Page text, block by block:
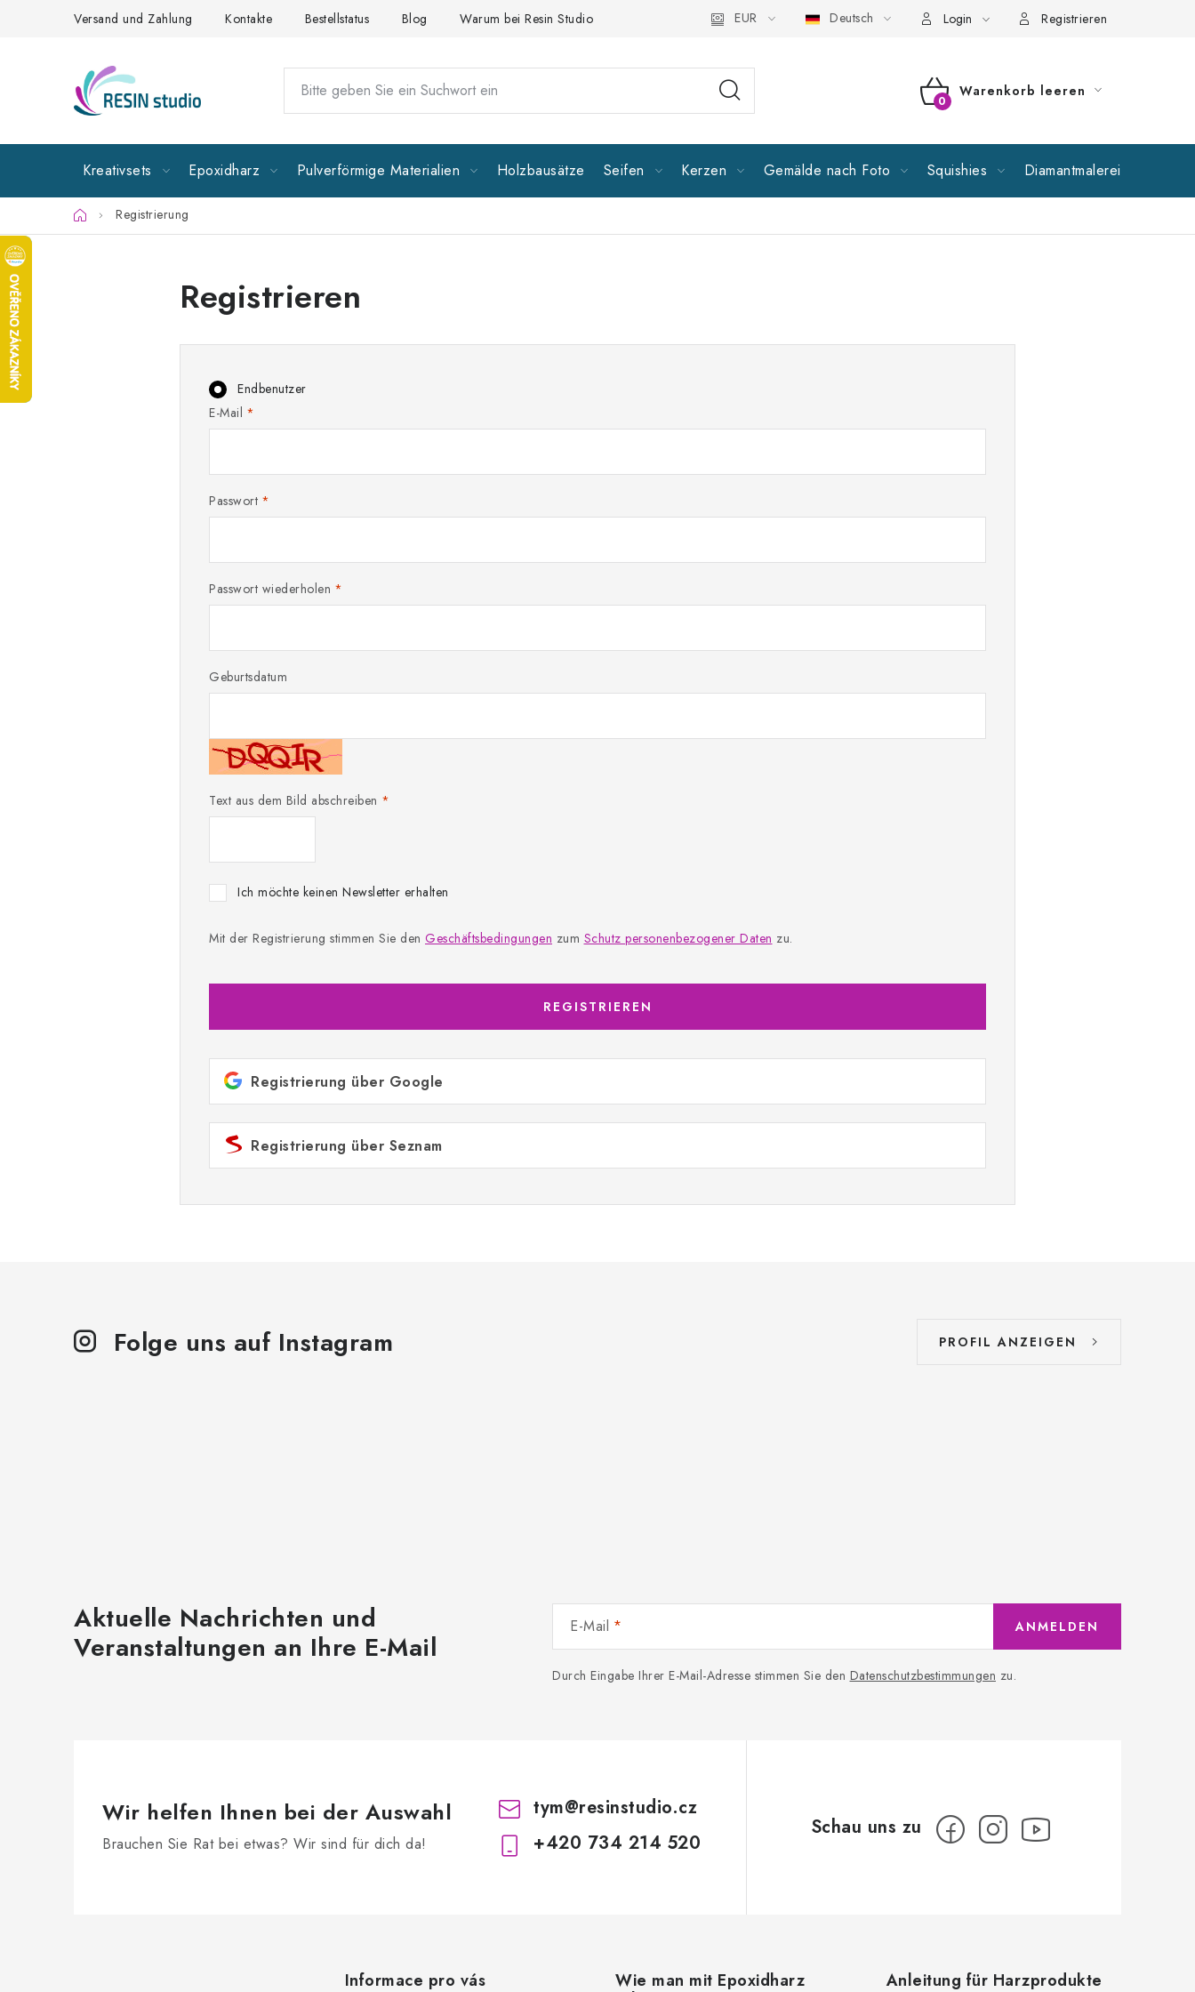
Versand und Zahlung Kontakte Bestellstatus Blog Warum bei Resin Studio kaufen? Folgen Sie uns Allgemeine Geschäftsbedingungen Richtlinien zur Verarbeitung
EUR Deutsch Login Registrieren
WARENKORB
Warenkorb leeren
Kreativsets Epoxidharz Pulverförmige Materialien Holzbausätze Seifen Kerzen Gemälde nach Foto Squishies Diamantmalerei
StartseiteRegistrierung
Registrieren
Endbenutzer
E-Mail
Passwort
Passwort wiederholen
Geburtsdatum
Text aus dem Bild abschreiben
Ich möchte keinen Newsletter erhalten
Mit der Registrierung stimmen Sie den Geschäftsbedingungen zum Schutz personenbezogener Daten zu.
REGISTRIEREN
Registrierung über Google
Registrierung über Seznam
Folge uns auf Instagram PROFIL ANZEIGEN
Aktuelle Nachrichten und
Veranstaltungen an Ihre E-Mail
E-Mail
Durch Eingabe Ihrer E-Mail-Adresse stimmen Sie den Datenschutzbestimmungen zu.
ANMELDEN
Wir helfen Ihnen bei der Auswahl
Brauchen Sie Rat bei etwas? Wir sind für dich da!
tym@resinstudio.cz
+420 734 214 520
Informace pro vás
Wie man mit Epoxidharz
Anleitung für Harzprodukte